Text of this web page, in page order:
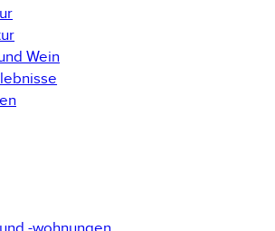
exklusiven Abend im Casino
Aperitif oder Dinner-Erlebnis, das
eine stilvolle Atmosphäre im
EXPERIENCE – CHF 24
Sie Ihren Abend leicht und
Wein